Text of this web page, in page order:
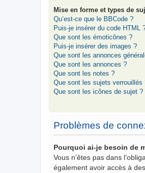
Mise en forme et types de
Qu’est-ce que le BBCode ?
Puis-je insérer du code HTML
Que sont les émoticônes ?
Puis-je insérer des images ?
Que sont les annonces
Que sont les annonces ?
Que sont les notes ?
Que sont les sujets verrouillés
Que sont les icônes de sujet ?
Problèmes de
Pourquoi ai-je besoin de
Vous n’êtes pas dans
également avoir accès à